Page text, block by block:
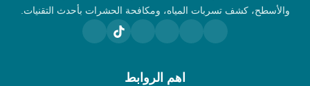
والأسطح، كشف تسربات المياه، ومكافحة الحشرات بأحدث التقنيات.
اهم الروابط